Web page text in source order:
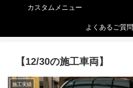
カスタムメニュー
よくあるご質問
【12/30の施工車両】
施工実績